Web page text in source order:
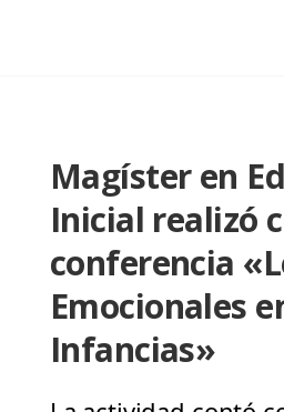
Magíster en
Inicial realizó
conferencia
Emocionales
Infancias»